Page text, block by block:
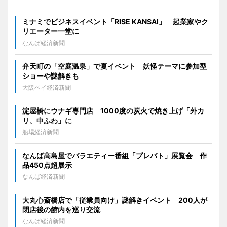
ミナミでビジネスイベント「RISE KANSAI」 起業家やク
リエーター一堂に
なんば経済新聞
弁天町の「空庭温泉」で夏イベント 妖怪テーマに参加型
ショーや謎解きも
大阪ベイ経済新聞
淀屋橋にウナギ専門店 1000度の炭火で焼き上げ「外カ
リ、中ふわ」に
船場経済新聞
なんば高島屋でバラエティー番組「プレバト」展覧会 作
品450点超展示
なんば経済新聞
大丸心斎橋店で「従業員向け」謎解きイベント 200人が
閉店後の館内を巡り交流
なんば経済新聞